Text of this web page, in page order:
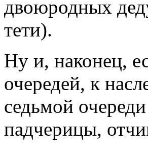
двоюродных
тети).
Ну и, наконец,
очередей, к
седьмой
падчерицы,